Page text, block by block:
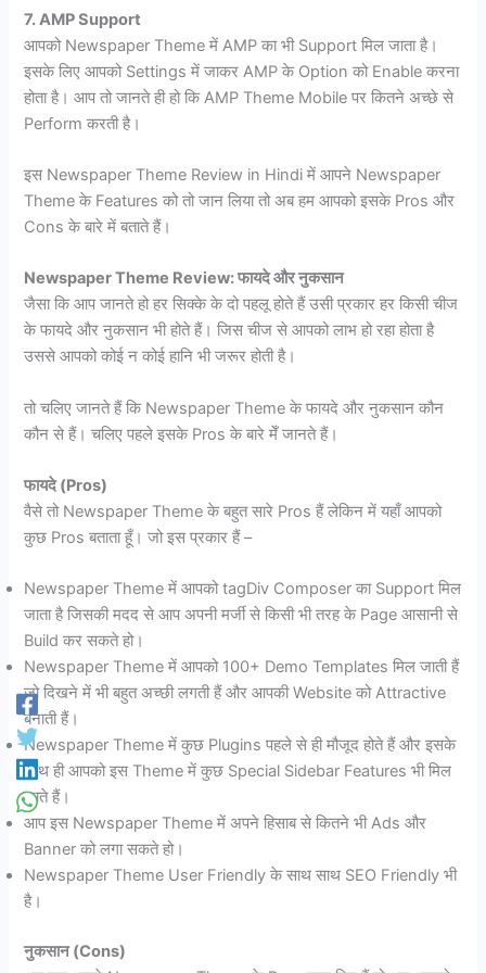
7. AMP Support
आपको Newspaper Theme में AMP का भी Support मिल जाता है।
इसके लिए आपको Settings में जाकर AMP के Option को Enable करना
होता है। आप तो जानते ही हो कि AMP Theme Mobile पर कितने अच्छे से
Perform करती है।
इस Newspaper Theme Review in Hindi में आपने Newspaper
Theme के Features को तो जान लिया तो अब हम आपको इसके Pros और
Cons के बारे में बताते हैं।
Newspaper Theme Review: फायदे और नुकसान
जैसा कि आप जानते हो हर सिक्के के दो पहलू होते हैं उसी प्रकार हर किसी चीज
के फायदे और नुकसान भी होते हैं। जिस चीज से आपको लाभ हो रहा होता है
उससे आपको कोई न कोई हानि भी जरूर होती है।
तो चलिए जानते हैं कि Newspaper Theme के फायदे और नुकसान कौन
कौन से हैं। चलिए पहले इसके Pros के बारे मेँ जानते हैं।
फायदे (Pros)
वैसे तो Newspaper Theme के बहुत सारे Pros हैं लेकिन में यहाँ आपको
कुछ Pros बताता हूँ। जो इस प्रकार हैं –
Newspaper Theme में आपको tagDiv Composer का Support मिल
जाता है जिसकी मदद से आप अपनी मर्जी से किसी भी तरह के Page आसानी से
Build कर सकते हो।
Newspaper Theme में आपको 100+ Demo Templates मिल जाती हैं
जो दिखने में भी बहुत अच्छी लगती हैं और आपकी Website को Attractive
बनाती हैं।
Newspaper Theme में कुछ Plugins पहले से ही मौजूद होते हैं और इसके
साथ ही आपको इस Theme में कुछ Special Sidebar Features भी मिल
जाते हैं।
आप इस Newspaper Theme में अपने हिसाब से कितने भी Ads और
Banner को लगा सकते हो।
Newspaper Theme User Friendly के साथ साथ SEO Friendly भी
है।
नुकसान (Cons)